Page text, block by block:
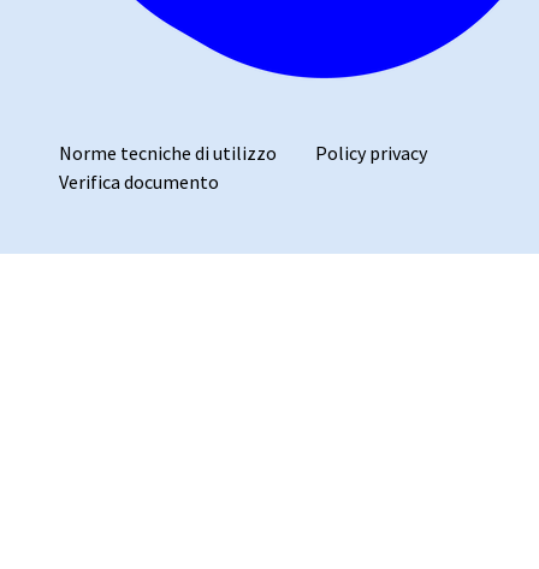
Norme tecniche di utilizzo
Policy privacy
Verifica documento